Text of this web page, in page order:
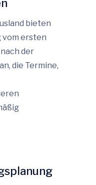
bieten
ersten
der
die Termine,